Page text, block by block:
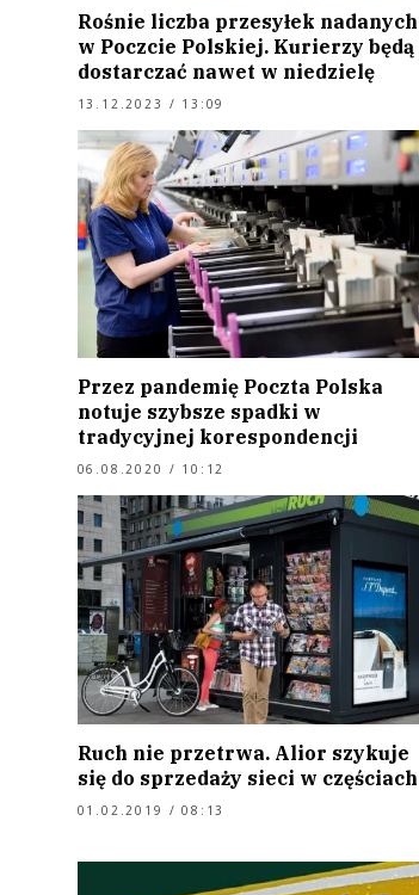
Rośnie liczba przesyłek nadanych
w Poczcie Polskiej. Kurierzy będą
dostarczać nawet w niedzielę
13.12.2023 / 13:09
Przez pandemię Poczta Polska
notuje szybsze spadki w
tradycyjnej korespondencji
06.08.2020 / 10:12
Ruch nie przetrwa. Alior szykuje
się do sprzedaży sieci w częściach
01.02.2019 / 08:13